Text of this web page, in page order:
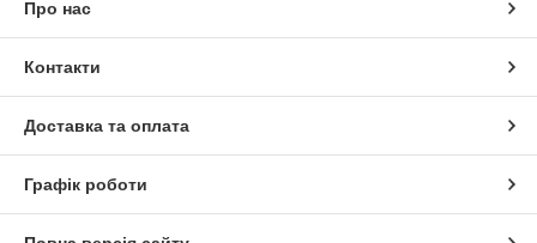
Про нас
Контакти
Доставка та оплата
Графік роботи